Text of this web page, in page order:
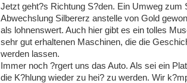
Jetzt geht?s Richtung S?den. Ein Umweg zum
Abwechslung Silbererz anstelle von Gold
als lohnenswert. Auch hier gibt es ein tolles
sehr gut erhaltenen Maschinen, die die
werden lassen.
Immer noch ?rgert uns das Auto. Als sei ein
die K?hlung wieder zu hei? zu werden. Wir